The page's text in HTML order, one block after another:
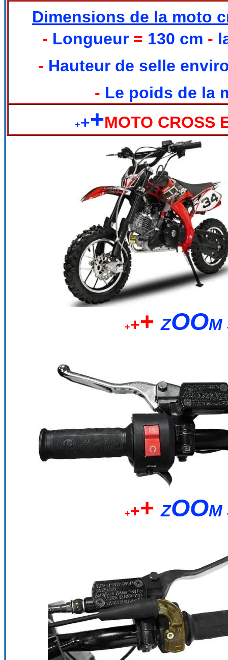
Dimensions de la moto
- Longueur = 130 cm -
- Hauteur de selle
- Le poids de la
+++MOTO CROSS
+++ZOOM
+++ZOOM